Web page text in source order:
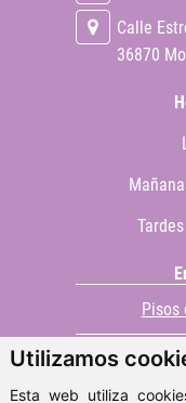
Utilizamos
Esta web utiliza
Calle
36870
Pisos
Casas